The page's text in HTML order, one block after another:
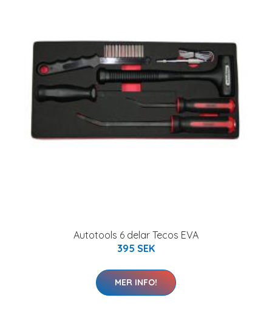
Autotools 6 delar Tecos EVA
395 SEK
MER INFO!